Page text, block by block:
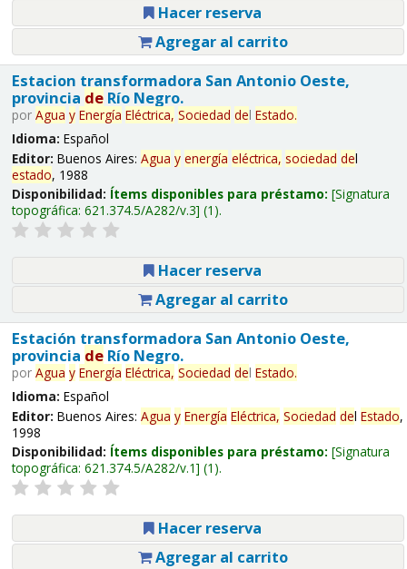
Hacer reserva
Agregar al carrito
Estacion transformadora San Antonio Oeste,
provincia deRío Negro.
por Agua y Energía Eléctrica, Sociedad del Estado.
Idioma: Español
Editor: Buenos Aires: Agua y energía eléctrica, sociedad del
estado, 1988
Disponibilidad: Ítems disponibles para préstamo: Signatura
topográfica: 621.374.5/A282/v.3 (1).
Hacer reserva
Agregar al carrito
Estación transformadora San Antonio Oeste,
provincia deRío Negro.
por Agua y Energía Eléctrica, Sociedad del Estado.
Idioma: Español
Editor: Buenos Aires: Agua y Energía Eléctrica, Sociedad del Estado,
1998
Disponibilidad: Ítems disponibles para préstamo: Signatura
topográfica: 621.374.5/A282/v.1 (1).
Hacer reserva
Agregar al carrito